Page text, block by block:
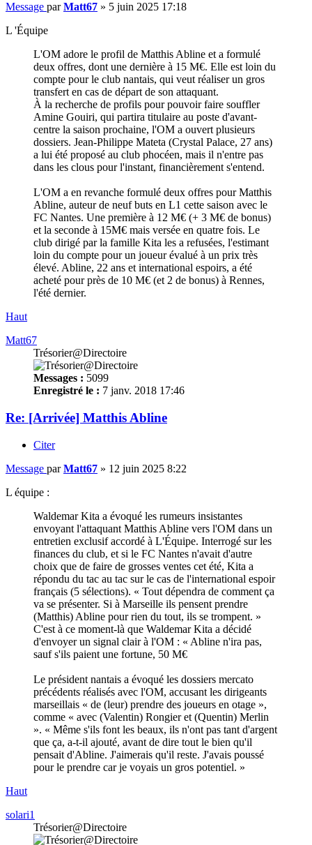
Message parMatt67 » 5 juin 2025 17:18
L 'Équipe
L'OM adore le profil de Matthis Abline et a formulé
deux offres, dont une dernière à 15 M€. Elle est loin du
compte pour le club nantais, qui veut réaliser un gros
transfert en cas de départ de son attaquant.
À la recherche de profils pour pouvoir faire souffler
Amine Gouiri, qui partira titulaire au poste d'avant-
centre la saison prochaine, l'OM a ouvert plusieurs
dossiers. Jean-Philippe Mateta (Crystal Palace, 27 ans)
a lui été proposé au club phocéen, mais il n'entre pas
dans les clous pour l'instant, financièrement s'entend.
L'OM a en revanche formulé deux offres pour Matthis
Abline, auteur de neuf buts en L1 cette saison avec le
FC Nantes. Une première à 12 M€ (+ 3 M€ de bonus)
et la seconde à 15M€ mais versée en quatre fois. Le
club dirigé par la famille Kita les a refusées, l'estimant
loin du compte pour un joueur évalué à un prix très
élevé. Abline, 22 ans et international espoirs, a été
acheté pour près de 10 M€ (et 2 de bonus) à Rennes,
l'été dernier.
Haut
Matt67
Trésorier@Directoire
Messages : 5099
Enregistré le : 7 janv. 2018 17:46
Re: [Arrivée] Matthis Abline
Citer
Message parMatt67 » 12 juin 2025 8:22
L équipe :
Waldemar Kita a évoqué les rumeurs insistantes
envoyant l'attaquant Matthis Abline vers l'OM dans un
entretien exclusif accordé à L'Équipe. Interrogé sur les
finances du club, et si le FC Nantes n'avait d'autre
choix que de faire de grosses ventes cet été, Kita a
répondu du tac au tac sur le cas de l'international espoir
français (5 sélections). « Tout dépendra de comment ça
va se présenter. Si à Marseille ils pensent prendre
(Matthis) Abline pour rien du tout, ils se trompent. »
C'est à ce moment-là que Waldemar Kita a décidé
d'envoyer un signal clair à l'OM : « Abline n'ira pas,
sauf s'ils paient une fortune, 50 M€
Le président nantais a évoqué les dossiers mercato
précédents réalisés avec l'OM, accusant les dirigeants
marseillais « de (leur) prendre des joueurs en otage »,
comme « avec (Valentin) Rongier et (Quentin) Merlin
». « Même s'ils font les beaux, ils n'ont pas tant d'argent
que ça, a-t-il ajouté, avant de dire tout le bien qu'il
pensait d'Abline. J'aimerais qu'il reste. J'avais poussé
pour le prendre car je voyais un gros potentiel. »
Haut
solari1
Trésorier@Directoire